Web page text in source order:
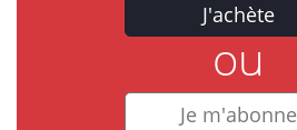
J'achète
ou
Je m'abonne